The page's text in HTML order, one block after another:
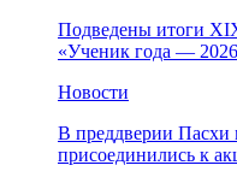
Подведены итоги
«Ученик года —
Новости
В преддверии Пасхи
присоединились к